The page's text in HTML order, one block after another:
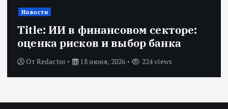
Новости
Title: ИИ в финансовом секторе:
оценка рисков и выбор банка
ОтRedactor 18 июня, 2026 224 views